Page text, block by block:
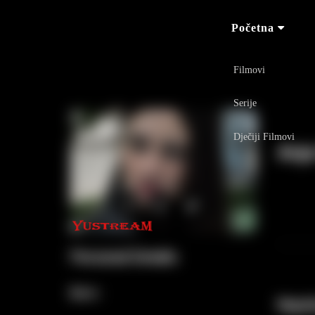
Početna
Filmovi
Serije
Dječiji Filmovi